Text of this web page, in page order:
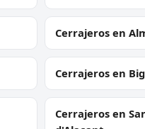
Cerrajeros en
Cerrajeros en
Cerrajeros en